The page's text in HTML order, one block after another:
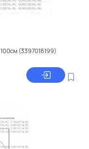
(3397018199)